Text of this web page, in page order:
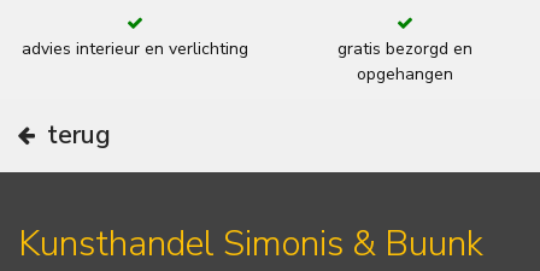
advies interieur en verlichting
gratis bezorgd en
opgehangen
terug
Kunsthandel Simonis & Buunk